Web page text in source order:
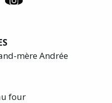
mère Andrée
four